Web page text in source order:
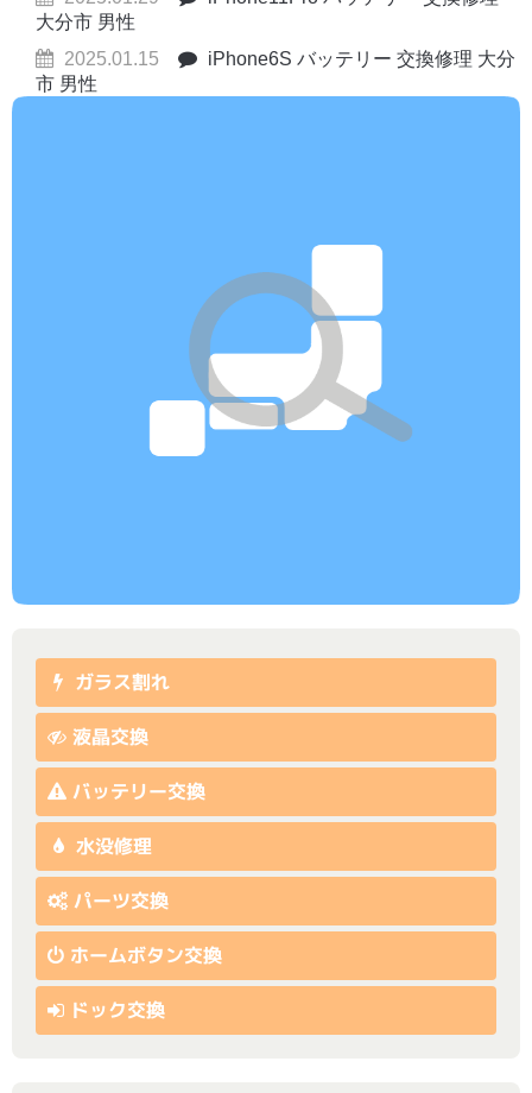
大分市 男性
2025.01.15
iPhone6S バッテリー 交換修理 大分
市 男性
ガラス割れ
液晶交換
バッテリー交換
水没修理
パーツ交換
ホームボタン交換
ドック交換